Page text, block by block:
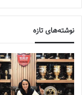
نوشته‌های تازه